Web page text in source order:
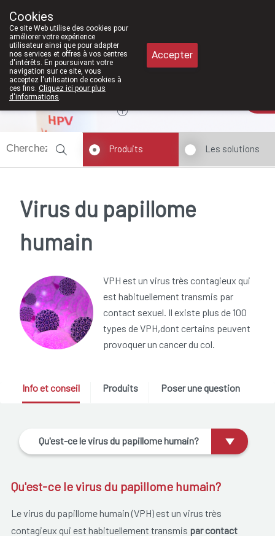
011/610300
Aujourd'hui A présent
Produits Les solutions
Virus du papillome
humain
VPH est un virus très contagieux qui
est habituellement transmis par
contact sexuel. Il existe plus de 100
types de VPH,dont certains peuvent
provoquer un cancer du col.
Info et conseil Produits Poser une question
Qu'est-ce le virus du papillome humain?
Qu'est-ce le virus du papillome humain?
Le virus du papillome humain (VPH) est un virus très
contagieux qui est habituellement transmis par contact
Cookies
Ce site Web utilise des cookies pour
améliorer votre expérience
utilisateur ainsi que pour adapter
nos services et offres à vos centres
d'intérêts. En poursuivant votre
navigation sur ce site, vous
acceptez l'utilisation de cookies à
ces fins. Cliquez ici pour plus
d'informations.
Accepter